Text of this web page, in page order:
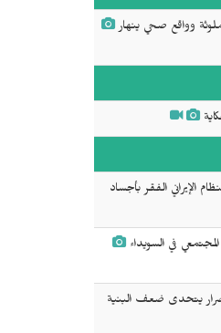
وواقع صحي ينهار
الإيراني الفقر بأجساد
في السويداء
إصرار يتحدى ضعف البنية